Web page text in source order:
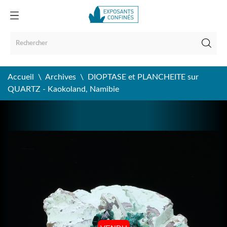
Accueil Archives
DIOPTASE et PLANCHEITE sur
QUARTZ - Kaokoland, Namibie